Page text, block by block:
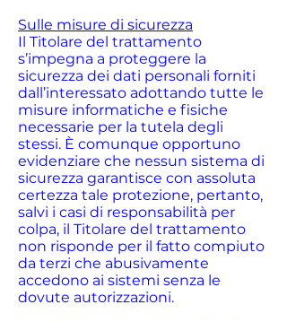
Sulle misure di sicurezza
Il Titolare del trattamento
s’impegna a proteggere la
sicurezza dei dati personali forniti
dall’interessato adottando tutte le
misure informatiche e fisiche
necessarie per la tutela degli
stessi. È comunque opportuno
evidenziare che nessun sistema di
sicurezza garantisce con assoluta
certezza tale protezione, pertanto,
salvi i casi di responsabilità per
colpa, il Titolare del trattamento
non risponde per il fatto compiuto
da terzi che abusivamente
accedono ai sistemi senza le
dovute autorizzazioni.